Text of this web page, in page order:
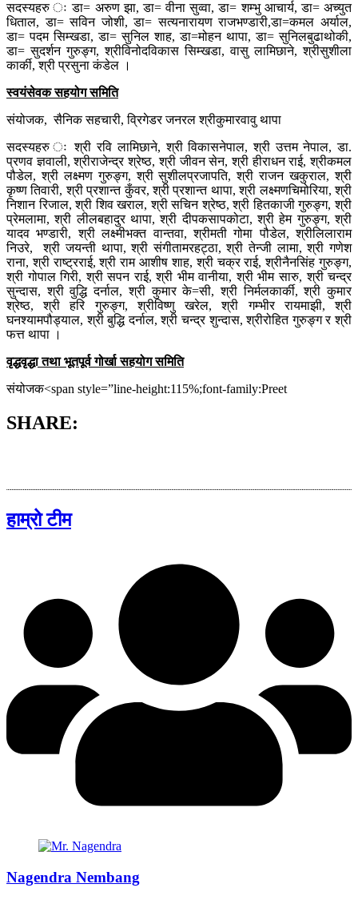
सदस्यहरु
डा= अरुण झा,डा=वीना सुव्वा,डा=शम्भु आचार्य,डा=अच्युत
धिताल,डा=सविन जोशी,डा=सत्यनारायण राजभण्डारी,डा=कमल अर्याल,
डा=पदम सिम्खडा,डा=सुनिल शाह,डा=मोहन थापा,डा=सुनिलबुढाथोकी,
डा=सुदर्शन गुरुङ्ग,श्रीविनोदविकास सिम्खडा,वासु लामिछाने,श्रीसुशीला
कार्की,श्री प्रसुना कंडेल ।
स्वयंसेवक सहयोग समिति
संयोजक,सैनिक सहचारी,व्रिगेडर जनरल श्रीकुमारवावु थापा
सदस्यहरु
श्री रवि लामिछाने,श्री विकासनेपाल,श्री उत्तम नेपाल,डा.
प्रणव ज्ञवाली,श्रीराजेन्द्र श्रेष्ठ,श्री जीवन सेन,श्री हीराधन राई,श्रीकमल
पौडेल,श्री लक्ष्मण गुरुङ्ग,श्री सुशीलप्रजापति,श्री राजन खकुराल,श्री
कृष्ण तिवारी,श्री प्रशान्त कुँवर,श्री प्रशान्त थापा,श्री लक्ष्मणचिमोरिया,श्री
निशान रिजाल,श्री शिव खराल,श्री सचिन श्रेष्ठ,श्री हितकाजी गुरुङ्ग,श्री
प्रेमलामा,श्री लीलबहादुर थापा,श्री दीपकसापकोटा,श्री हेम गुरुङ्ग,श्री
यादव भण्डारी,श्री लक्ष्मीभक्त वान्तवा,श्रीमती गोमा पौडेल,श्रीलिलाराम
निउरे,श्री जयन्ती थापा,श्री संगीतामरहट्ठा,श्री तेन्जी लामा,श्री गणेश
राना,श्री राष्ट्रराई,श्री राम आशीष शाह,श्री चक्र राई,श्रीनैनसिंह गुरुङ्ग,
श्री गोपाल गिरी,श्री सपन राई,श्री भीम वानीया,श्री भीम सारु,श्री चन्द्र
सुन्दास,श्री वुद्धि दर्नाल,श्री कुमार के=सी,श्री निर्मलकार्की,श्री कुमार
श्रेष्ठ,श्री हरि गुरुङ्ग,श्रीविष्णु खरेल,श्री गम्भीर रायमाझी,श्री
घनश्यामपौड्याल,श्री बुद्धि दर्नाल,श्री चन्द्र शुन्दास,श्रीरोहित गुरुङ्ग र श्री
फत्त थापा ।
वृद्धवृद्धा तथा भूतपूर्व गोर्खा सहयोग समिति
संयोजक<span style=”line-height:115%;font-family:Preet
SHARE:
हाम्रो टीम
Nagendra Nembang